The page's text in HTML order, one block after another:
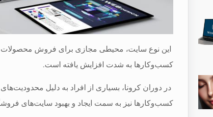
این نوع سایت، محیطی مجازی برای فروش محصولات
کسب‌وکارها به شدت افزایش یافته است.
در دوران کرونا، بسیاری از افراد به دلیل
کسب‌وکارها نیز به سمت ایجاد و بهبود سایت‌های